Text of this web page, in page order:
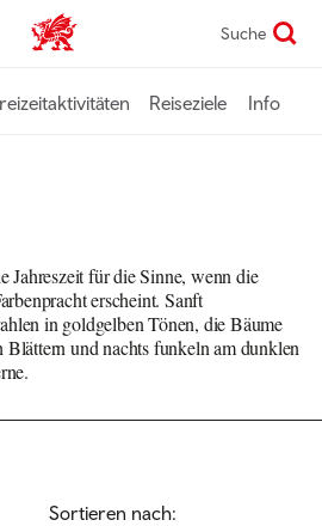
VisitWales home Suche
Reiseziele Info
Jahreszeit für die Sinne, wenn die
erscheint. Sanft
in goldgelben Tönen, die Bäume
und nachts funkeln am dunklen
Sortieren nach: